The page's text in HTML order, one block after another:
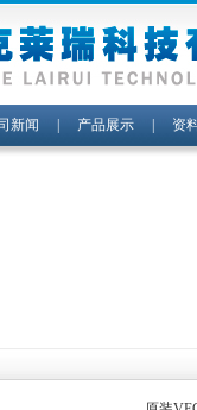
新闻 产品展示 资